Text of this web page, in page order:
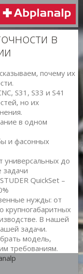
в
почему их
S31, S33 и S41
но их
в одном
и фасонных
универсальных до
задачи
QuickSet –
нужды: от
крупногабаритных
В нашей
задачи.
модель,
требованиям.